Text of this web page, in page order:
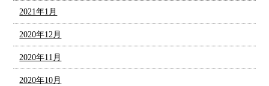
2021年1月
2020年12月
2020年11月
2020年10月